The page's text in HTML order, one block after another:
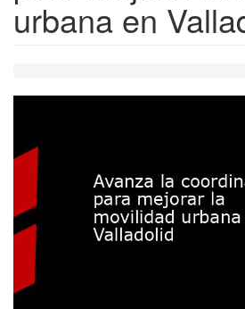
urbana en